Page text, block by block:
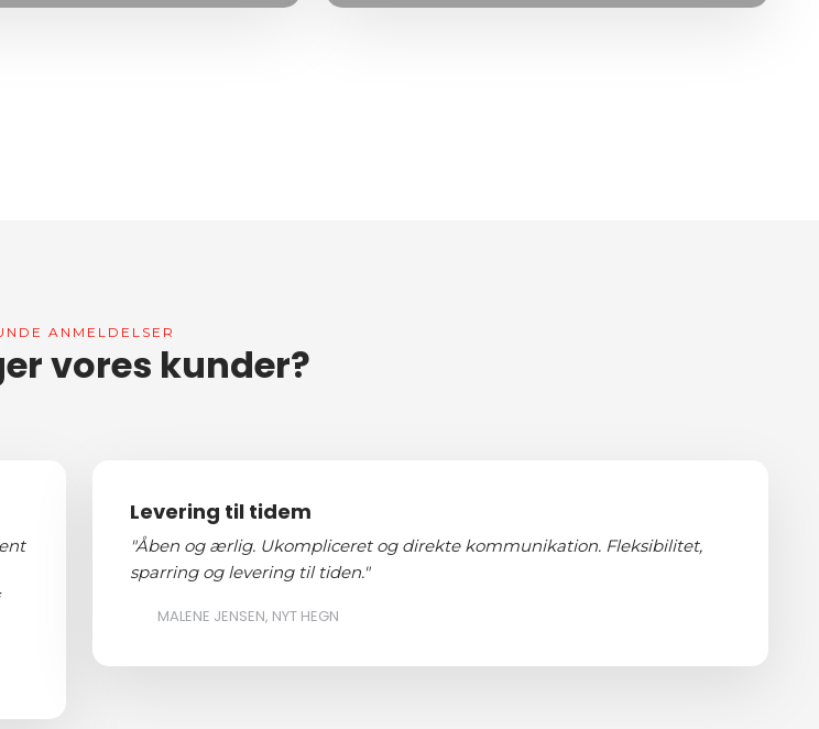
ANMELDELSER​
vores kunder?​
Levering til tidem
"Åben og ærlig. Ukompliceret og direkte kommunikation. Fleksibilitet,
sparring og levering til tiden."
MALENE JENSEN, NYT HEGN